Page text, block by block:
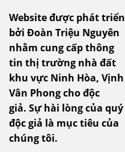
Website được phát triển
bởi Đoàn Triệu Nguyên
nhằm cung cấp thông
tin thị trường nhà đất
khu vực Ninh Hòa, Vịnh
Vân Phong cho độc
giả. Sự hài lòng của quý
độc giả là mục tiêu của
chúng tôi.